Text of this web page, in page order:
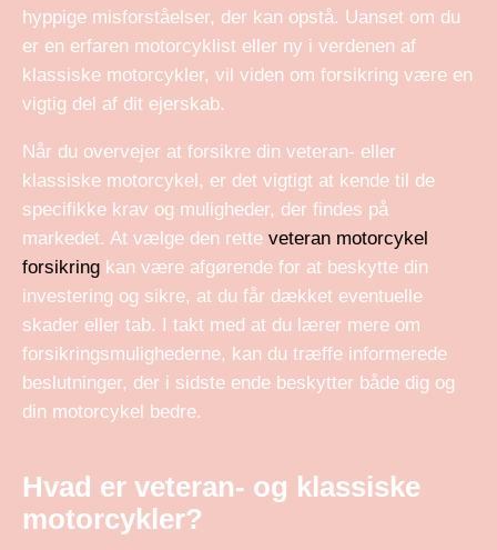
hyppige misforståelser, der kan opstå. Uanset om du
er en erfaren motorcyklist eller ny i verdenen af
klassiske motorcykler, vil viden om forsikring være en
vigtig del af dit ejerskab.
Når du overvejer at forsikre din veteran- eller
klassiske motorcykel, er det vigtigt at kende til de
specifikke krav og muligheder, der findes på
markedet. At vælge den rette veteran motorcykel
forsikring kan være afgørende for at beskytte din
investering og sikre, at du får dækket eventuelle
skader eller tab. I takt med at du lærer mere om
forsikringsmulighederne, kan du træffe informerede
beslutninger, der i sidste ende beskytter både dig og
din motorcykel bedre.
Hvad er veteran- og klassiske
motorcykler?